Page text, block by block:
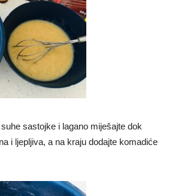
sastojke i lagano miješajte dok
i ljepljiva, a na kraju dodajte komadiće